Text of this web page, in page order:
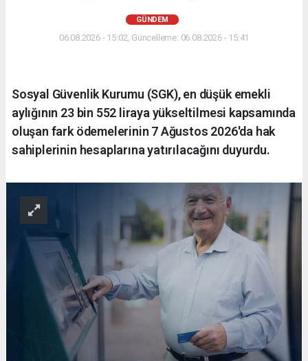
GÜNDEM
06.08.2026 - 15:02, Güncelleme: 06.08.2026 - 15:41
Sosyal Güvenlik Kurumu (SGK), en düşük emekli
aylığının 23 bin 552 liraya yükseltilmesi kapsamında
oluşan fark ödemelerinin 7 Ağustos 2026'da hak
sahiplerinin hesaplarına yatırılacağını duyurdu.